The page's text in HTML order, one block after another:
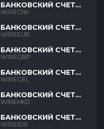
БАНКОВСКИЙ СЧЕТ
CNY
WIRECNY
БАНКОВСКИЙ СЧЕТ
EUR
WIREEUR
БАНКОВСКИЙ СЧЕТ
GBP
WIREGBP
БАНКОВСКИЙ СЧЕТ
GEL
WIREGEL
БАНКОВСКИЙ СЧЕТ
HKD
WIREHKD
БАНКОВСКИЙ СЧЕТ
IDR
WIREIDR